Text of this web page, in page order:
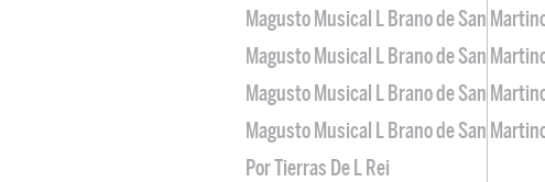
Magusto Musical L Brano de San
Magusto Musical L Brano de San
Magusto Musical L Brano de San
Magusto Musical L Brano de San
Por Tierras De L Rei